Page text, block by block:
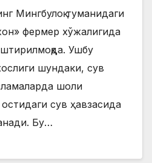
Мингбулоқ туманидаги
фермер хўжалигида
Ушбу
шундаки, сув
шоли
сув ҳавзасида
Бу…